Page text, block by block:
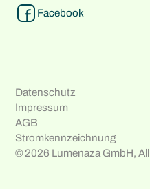
Facebook
Datenschutz
Impressum
AGB
Stromkennzeichnung
© 2026 Lumenaza GmbH,